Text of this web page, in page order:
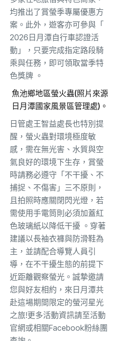
均推出了賞螢季專屬優惠方
案。此外，遊客亦可參與「
2026日月潭自行車認證活
動」，只要完成指定路段騎
乘與任務， 即可領取當季特
色獎牌 。
魚池鄉地區螢火蟲(照片來源
日月潭國家風景區管理處)。
日管處王智益處長也特別提
醒，螢火蟲對環境極度敏
感， 需在無光害、水質與空
氣良好的環境下生存，賞螢
時請務必遵守「不干擾、不
捕捉、不傷害」三不原則，
且拍照時應關閉閃光燈， 若
需使用手電筒則必須加蓋紅
色玻璃紙以降低干擾 。穿著
建議以長袖衣褲與防滑鞋為
主，並請配合導覽人員引
導， 在不干擾生態的前提下
近距離觀察螢光。誠摯邀請
您與好友相約， 來日月潭共
赴這場期間限定的螢河星光
之旅!更多活動資訊請至活動
官網或相關Facebook粉絲團